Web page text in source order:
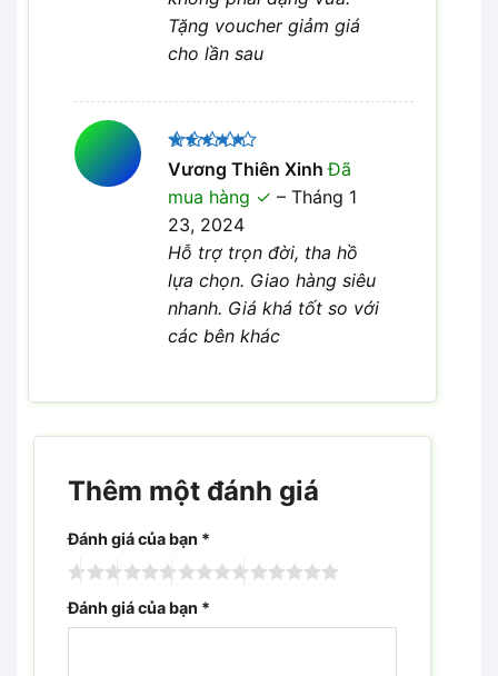
Tặng voucher giảm giá
cho lần sau
Được xếp
hạng
55
sao
Vương Thiên XinhĐã
mua hàng
– Tháng 1
23, 2024
Hỗ trợ trọn đời, tha hồ
lựa chọn. Giao hàng siêu
nhanh. Giá khá tốt so với
các bên khác
Thêm một đánh giá
Đánh giá của bạn *
Đánh giá của bạn *